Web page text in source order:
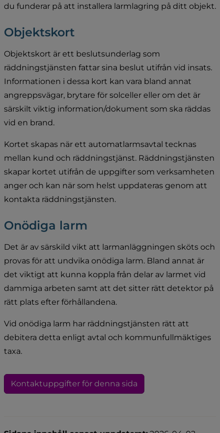
du funderar på att installera larmlagring på ditt objekt.
Objektskort
Objektskort är ett beslutsunderlag som
räddningstjänsten fattar sina beslut utifrån vid insats.
Informationen i dessa kort kan vara bland annat
angreppsvägar, brytare för solceller eller om det är
särskilt viktig information/dokument som ska räddas
vid en brand.
Kortet skapas när ett automatlarmsavtal tecknas
mellan kund och räddningstjänst. Räddningstjänsten
skapar kortet utifrån de uppgifter som verksamheten
anger och kan när som helst uppdateras genom att
kontakta räddningstjänsten.
Onödiga larm
Det är av särskild vikt att larmanläggningen sköts och
provas för att undvika onödiga larm. Bland annat är
det viktigt att kunna koppla från delar av larmet vid
dammiga arbeten samt att det sitter rätt detektor på
rätt plats efter förhållandena.
Vid onödiga larm har räddningstjänsten rätt att
debitera detta enligt avtal och kommunfullmäktiges
taxa.
Kontaktuppgifter för denna sida